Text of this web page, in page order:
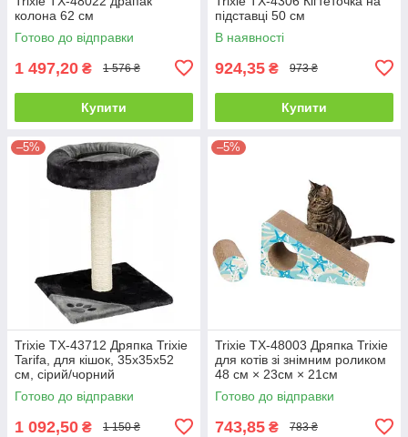
колона 62 см
Готово до відправки
1 497,20 ₴ 1 576 ₴
Купити
підставці 50 см
В наявності
924,35 ₴ 973 ₴
Купити
–5%
Trixie TX-43712 Дряпка Trixie
Tarifa, для кішок, 35х35х52
см, сірий/чорний
Готово до відправки
1 092,50 ₴ 1 150 ₴
–5%
Trixie TX-48003 Дряпка Trixie
для котів зі знімним роликом
48 см × 23см × 21см
бірюзовий з коричневим
Готово до відправки
743,85 ₴ 783 ₴